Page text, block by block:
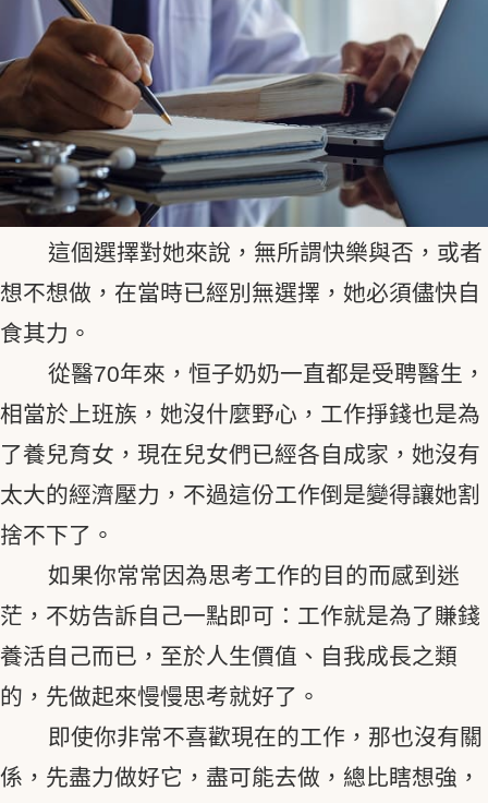
這個選擇對她來說，無所謂快樂與否，或者
想不想做，在當時已經別無選擇，她必須儘快自
食其力。
從醫70年來，恒子奶奶一直都是受聘醫生，
相當於上班族，她沒什麼野心，工作掙錢也是為
了養兒育女，現在兒女們已經各自成家，她沒有
太大的經濟壓力，不過這份工作倒是變得讓她割
捨不下了。
如果你常常因為思考工作的目的而感到迷
茫，不妨告訴自己一點即可：工作就是為了賺錢
養活自己而已，至於人生價值、自我成長之類
的，先做起來慢慢思考就好了。
即使你非常不喜歡現在的工作，那也沒有關
係，先盡力做好它，盡可能去做，總比瞎想強，